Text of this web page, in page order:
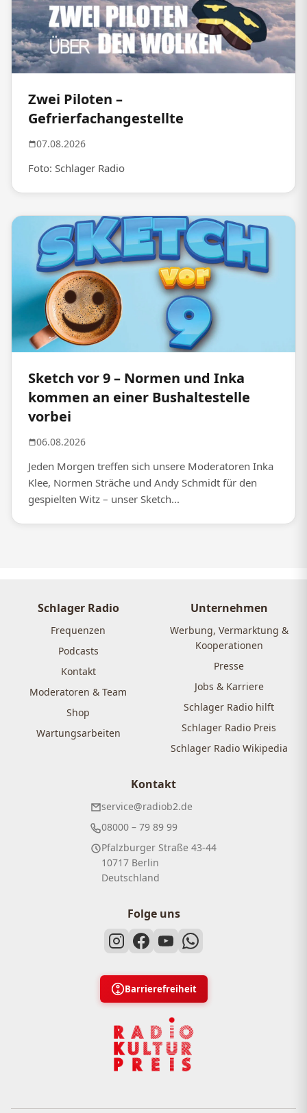
Zwei Piloten –
Gefrierfachangestellte
07.08.2026
Foto: Schlager Radio
Sketch vor 9 – Normen und Inka
kommen an einer Bushaltestelle
vorbei
06.08.2026
Jeden Morgen treffen sich unsere Moderatoren Inka
Klee, Normen Sträche und Andy Schmidt für den
gespielten Witz – unser Sketch...
Schlager Radio
Frequenzen
Podcasts
Kontakt
Moderatoren & Team
Shop
Wartungsarbeiten
Unternehmen
Werbung, Vermarktung &
Kooperationen
Presse
Jobs & Karriere
Schlager Radio hilft
Schlager Radio Preis
Schlager Radio Wikipedia
Kontakt
service@radiob2.de
08000 – 79 89 99
Pfalzburger Straße 43-44
10717 Berlin
Deutschland
Folge uns
Barrierefreiheit